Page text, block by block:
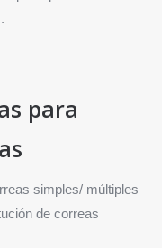
para
simples/ múltiples
de correas